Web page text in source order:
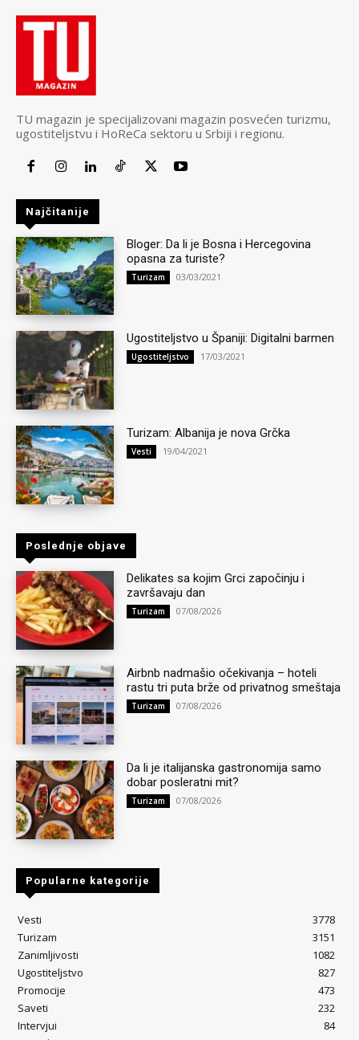
TU magazin je specijalizovani magazin posvećen turizmu,
ugostiteljstvu i HoReCa sektoru u Srbiji i regionu.
Najčitanije
Bloger: Da li je Bosna i Hercegovina
opasna za turiste?
Turizam 03/03/2021
Ugostiteljstvo u Španiji: Digitalni barmen
Ugostiteljstvo 17/03/2021
Turizam: Albanija je nova Grčka
Vesti 19/04/2021
Poslednje objave
Delikates sa kojim Grci započinju i
završavaju dan
Turizam 07/08/2026
Airbnb nadmašio očekivanja – hoteli
rastu tri puta brže od privatnog smeštaja
Turizam 07/08/2026
Da li je italijanska gastronomija samo
dobar posleratni mit?
Turizam 07/08/2026
Popularne kategorije
Vesti
3778
Turizam
3151
Zanimljivosti
1082
Ugostiteljstvo
827
Promocije
473
Saveti
232
Intervjui
84